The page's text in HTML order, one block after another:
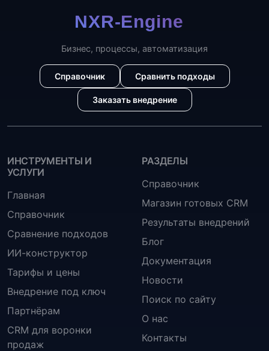
Бизнес, процессы, автоматизация
Справочник Сравнить подходы
Заказать внедрение
ИНСТРУМЕНТЫ И
УСЛУГИ
Главная
Справочник
Сравнение подходов
ИИ-конструктор
Тарифы и цены
Внедрение под ключ
Партнёрам
CRM для воронки
продаж
РАЗДЕЛЫ
Справочник
Магазин готовых CRM
Результаты внедрений
Блог
Документация
Новости
Поиск по сайту
О нас
Контакты